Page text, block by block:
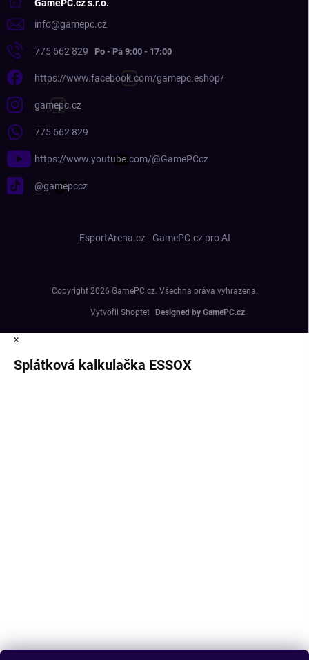
GamePC.cz s.r.o.
info@gamepc.cz
775 662 829
https://www.facebook.com/gamepc.eshop/
gamepc.cz
775 662 829
https://www.youtube.com/@GamePCcz
@gamepccz
EsportArena.cz GamePC.cz pro AI
Vytvořil Shoptet
Copyright 2026 GamePC.cz. Všechna práva vyhrazena.
×
Splátková kalkulačka ESSOX